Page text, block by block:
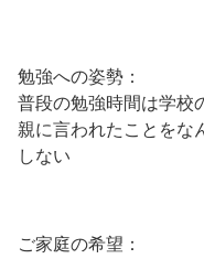
勉強への姿勢：
普段の勉強時間は学校
親に言われたことをな
しない
ご家庭の希望：